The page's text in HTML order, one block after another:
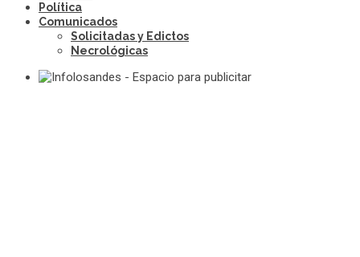
Política
Comunicados
Solicitadas y Edictos
Necrológicas